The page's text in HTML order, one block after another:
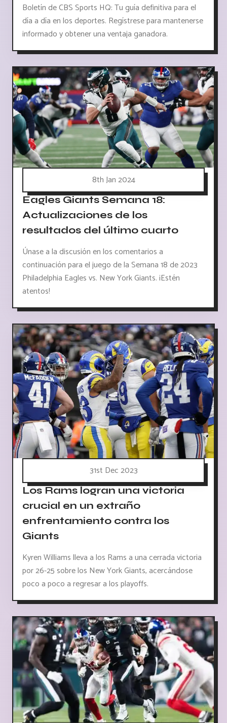
Boletín de CBS Sports HQ: Tu guía definitiva para el
día a día en los deportes. Regístrese para mantenerse
informado y obtener una ventaja ganadora.
8th Jan 2024
Eagles Giants Semana 18:
Actualizaciones de los
resultados del último cuarto
Únase a la discusión en los comentarios a
continuación para el juego de la Semana 18 de 2023
Philadelphia Eagles vs. New York Giants. ¡Estén
atentos!
31st Dec 2023
Los Rams logran una victoria
crucial en un extraño
enfrentamiento contra los
Giants
Kyren Williams lleva a los Rams a una cerrada victoria
por 26-25 sobre los New York Giants, acercándose
poco a poco a regresar a los playoffs.